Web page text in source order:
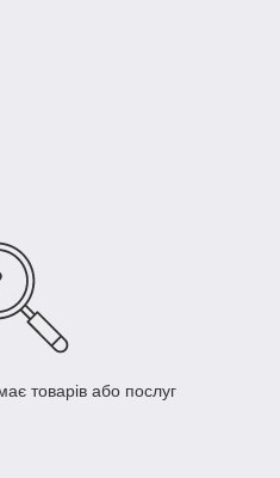
товарів або послуг